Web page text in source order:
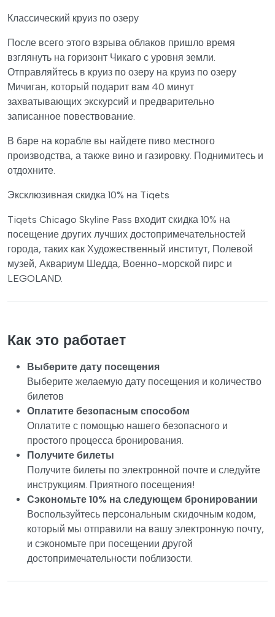
Классический круиз по озеру
После всего этого взрыва облаков пришло время
взглянуть на горизонт Чикаго с уровня земли.
Отправляйтесь в круиз по озеру на круиз по озеру
Мичиган, который подарит вам 40 минут
захватывающих экскурсий и предварительно
записанное повествование.
В баре на корабле вы найдете пиво местного
производства, а также вино и газировку. Поднимитесь и
отдохните.
Эксклюзивная скидка 10% на Tiqets
Tiqets Chicago Skyline Pass входит скидка 10% на
посещение других лучших достопримечательностей
города, таких как Художественный институт, Полевой
музей, Аквариум Шедда, Военно-морской пирс и
LEGOLAND.
Как это работает
Выберите дату посещения
Выберите желаемую дату посещения и количество
билетов
Оплатите безопасным способом
Оплатите с помощью нашего безопасного и
простого процесса бронирования.
Получите билеты
Получите билеты по электронной почте и следуйте
инструкциям. Приятного посещения!
Сэкономьте 10% на следующем бронировании
Воспользуйтесь персональным скидочным кодом,
который мы отправили на вашу электронную почту,
и сэкономьте при посещении другой
достопримечательности поблизости.